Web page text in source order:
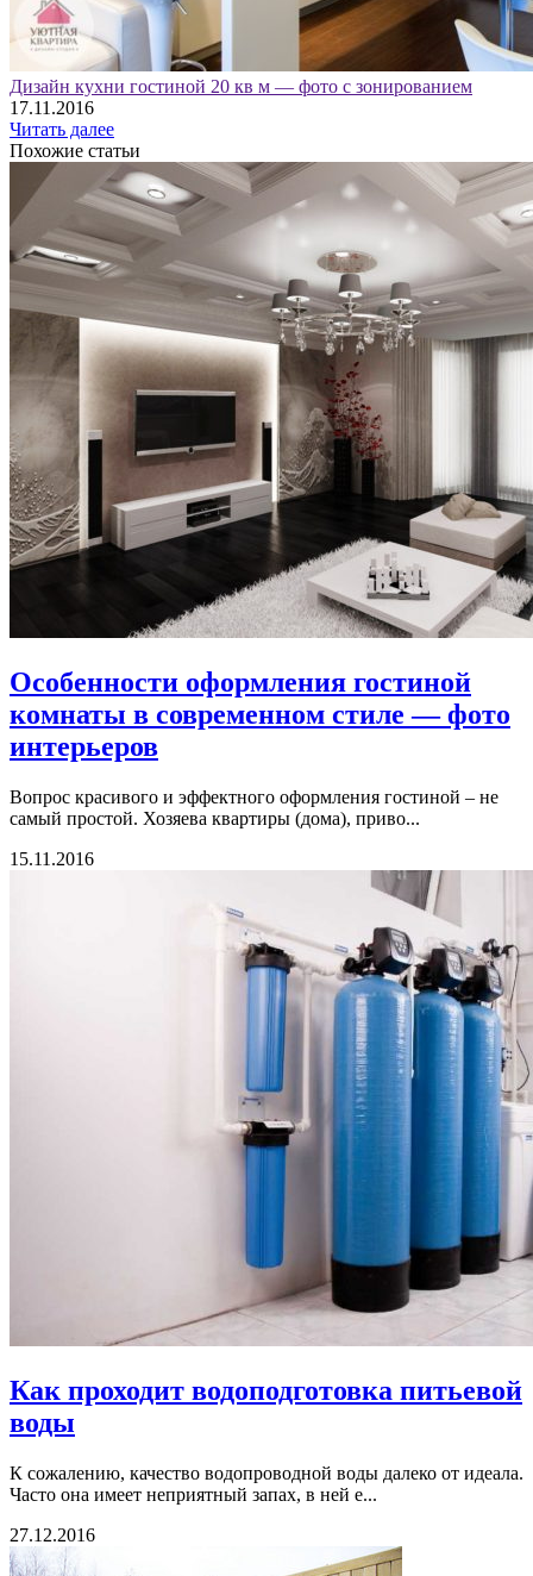
Дизайн кухни гостиной 20 кв м — фото с зонированием
17.11.2016
Читать далее
Похожие статьи
Особенности оформления гостиной
комнаты в современном стиле — фото
интерьеров
Вопрос красивого и эффектного оформления гостиной – не
самый простой. Хозяева квартиры (дома), приво...
15.11.2016
Как проходит водоподготовка питьевой
воды
К сожалению, качество водопроводной воды далеко от идеала.
Часто она имеет неприятный запах, в ней е...
27.12.2016